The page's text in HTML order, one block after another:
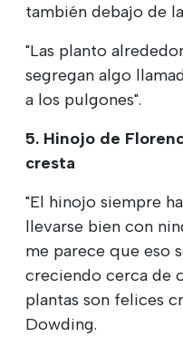
también debajo de
"Las planto
segregan algo
a los pulgones".
5. Hinojo de
cresta
"El hinojo siempre
llevarse bien con
me parece que eso
creciendo cerca de
plantas son felices
Dowding.